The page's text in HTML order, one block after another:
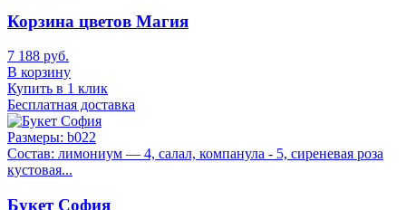
Корзина цветов Магия
7 188 руб.
В корзину
Купить в 1 клик
Бесплатная доставка
Размеры: b022
Состав: лимониум — 4, салал, компанула - 5, сиреневая роза
кустовая...
Букет София